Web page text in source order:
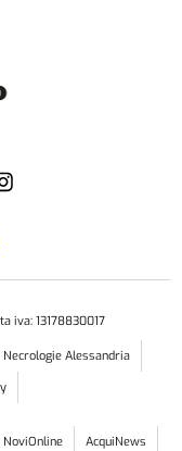
iva: 13178830017
Necrologie Alessandria
NoviOnline
AcquiNews